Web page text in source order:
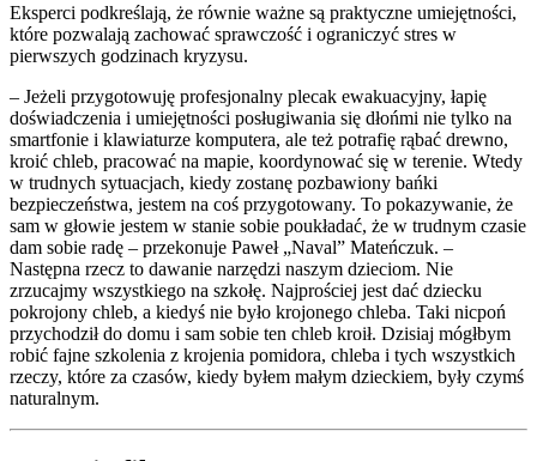
Eksperci podkreślają, że równie ważne są praktyczne umiejętności,
które pozwalają zachować sprawczość i ograniczyć stres w
pierwszych godzinach kryzysu.
– Jeżeli przygotowuję profesjonalny plecak ewakuacyjny, łapię
doświadczenia i umiejętności posługiwania się dłońmi nie tylko na
smartfonie i klawiaturze komputera, ale też potrafię rąbać drewno,
kroić chleb, pracować na mapie, koordynować się w terenie. Wtedy
w trudnych sytuacjach, kiedy zostanę pozbawiony bańki
bezpieczeństwa, jestem na coś przygotowany. To pokazywanie, że
sam w głowie jestem w stanie sobie poukładać, że w trudnym czasie
dam sobie radę – przekonuje Paweł „Naval” Mateńczuk. –
Następna rzecz to dawanie narzędzi naszym dzieciom. Nie
zrzucajmy wszystkiego na szkołę. Najprościej jest dać dziecku
pokrojony chleb, a kiedyś nie było krojonego chleba. Taki nicpoń
przychodził do domu i sam sobie ten chleb kroił. Dzisiaj mógłbym
robić fajne szkolenia z krojenia pomidora, chleba i tych wszystkich
rzeczy, które za czasów, kiedy byłem małym dzieckiem, były czymś
naturalnym.